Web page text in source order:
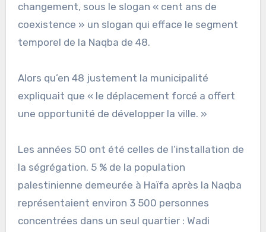
changement, sous le slogan « cent ans de
coexistence » un slogan qui efface le segment
temporel de la Naqba de 48.
Alors qu’en 48 justement la municipalité
expliquait que « le déplacement forcé a offert
une opportunité de développer la ville. »
Les années 50 ont été celles de l’installation de
la ségrégation. 5 % de la population
palestinienne demeurée à Haïfa après la Naqba
représentaient environ 3 500 personnes
concentrées dans un seul quartier : Wadi